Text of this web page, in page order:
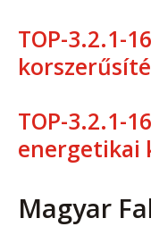
TOP-3.2.1-
TOP-3.2.1-
energetikai
Magyar